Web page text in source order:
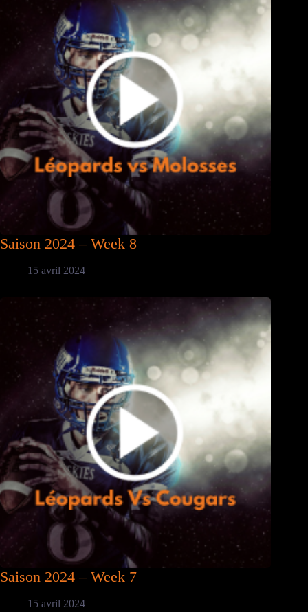
Saison 2024 – Week 8
15 avril 2024
Saison 2024 – Week 7
15 avril 2024